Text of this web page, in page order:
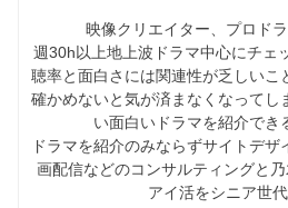
映像クリエイター、プロドラ
週30h以上地上波ドラマ中心にチェ
聴率と面白さには関連性が乏しいこ
確かめないと気が済まなくなってし
い面白いドラマを紹介でき
ドラマを紹介のみならずサイトデ
画配信などのコンサルティングと
アイ活をシニア世代